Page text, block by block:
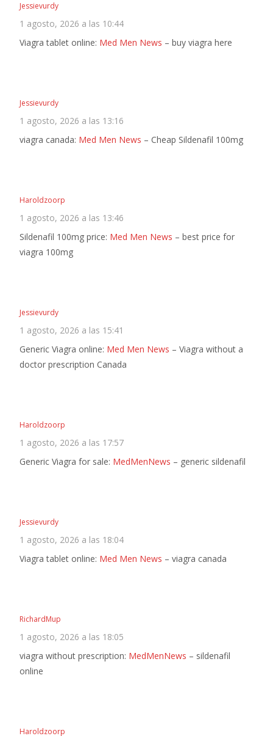
Jessievurdy
1 agosto, 2026 a las 10:44
Viagra tablet online: Med Men News – buy viagra here
Jessievurdy
1 agosto, 2026 a las 13:16
viagra canada: Med Men News – Cheap Sildenafil 100mg
Haroldzoorp
1 agosto, 2026 a las 13:46
Sildenafil 100mg price: Med Men News – best price for
viagra 100mg
Jessievurdy
1 agosto, 2026 a las 15:41
Generic Viagra online: Med Men News – Viagra without a
doctor prescription Canada
Haroldzoorp
1 agosto, 2026 a las 17:57
Generic Viagra for sale: MedMenNews – generic sildenafil
Jessievurdy
1 agosto, 2026 a las 18:04
Viagra tablet online: Med Men News – viagra canada
RichardMup
1 agosto, 2026 a las 18:05
viagra without prescription: MedMenNews – sildenafil
online
Haroldzoorp